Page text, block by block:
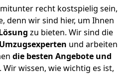
recht kostspielig sein,
denn wir sind hier, um Ihnen
zu bieten. Wir sind die
und arbeiten
die besten Angebote und
Wir wissen, wie wichtig es ist,